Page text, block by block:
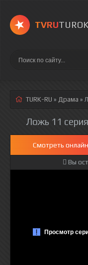
TVRUTUROK
TURK-RU » Драма »
Ложь 11
Смотреть онлайн
Вы